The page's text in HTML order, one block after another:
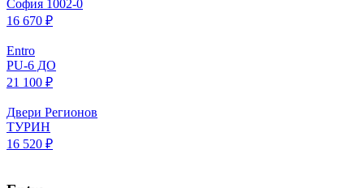
София 1002-0
16 670 ₽
Entro
PU-6 ДО
21 100 ₽
Двери Регионов
ТУРИН
16 520 ₽